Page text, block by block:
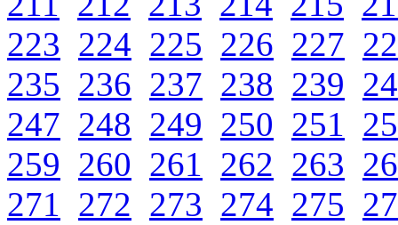
223 224 225 226 227
235 236 237 238 239
247 248 249 250 251
259 260 261 262 263
271 272 273 274 275